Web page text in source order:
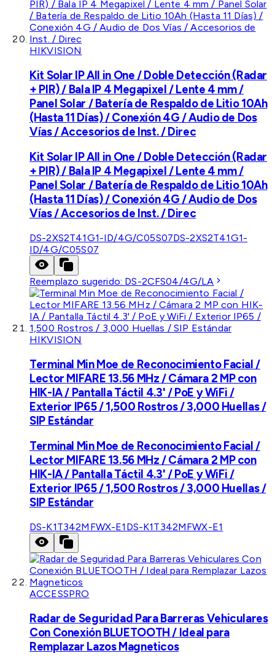
HIKVISION
Kit Solar IP All in One / Doble Detección (Radar
+ PIR) / Bala IP 4 Megapixel / Lente 4 mm /
Panel Solar / Batería de Respaldo de Litio 10Ah
(Hasta 11 Días) / Conexión 4G / Audio de Dos
Vías / Accesorios de Inst. / Direc
Kit Solar IP All in One / Doble Detección (Radar
+ PIR) / Bala IP 4 Megapixel / Lente 4 mm /
Panel Solar / Batería de Respaldo de Litio 10Ah
(Hasta 11 Días) / Conexión 4G / Audio de Dos
Vías / Accesorios de Inst. / Direc
DS-2XS2T41G1-ID/4G/C05S07DS-2XS2T41G1-
ID/4G/C05S07
Reemplazo sugerido: DS-2CFS04/4G/LA
HIKVISION
Terminal Min Moe de Reconocimiento Facial /
Lector MIFARE 13.56 MHz / Cámara 2 MP con
HIK-IA / Pantalla Táctil 4.3' / PoE y WiFi /
Exterior IP65 / 1,500 Rostros / 3,000 Huellas /
SIP Estándar
Terminal Min Moe de Reconocimiento Facial /
Lector MIFARE 13.56 MHz / Cámara 2 MP con
HIK-IA / Pantalla Táctil 4.3' / PoE y WiFi /
Exterior IP65 / 1,500 Rostros / 3,000 Huellas /
SIP Estándar
DS-K1T342MFWX-E1 DS-K1T342MFWX-E1
ACCESSPRO
Radar de Seguridad Para Barreras Vehiculares
Con Conexión BLUETOOTH / Ideal para
Remplazar Lazos Magneticos